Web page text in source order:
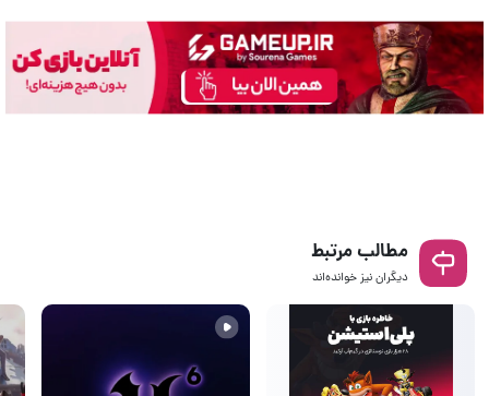
مطالب مرتبط
دیگران نیز خوانده‌اند